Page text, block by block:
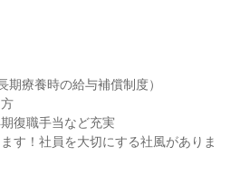
期療養時の給与補償制度）
復職手当など充実
す！社員を大切にする社風がありま